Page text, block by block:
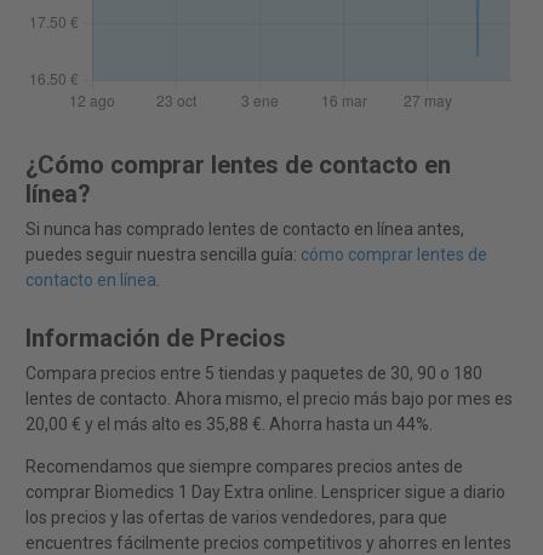
¿Cómo comprar lentes de contacto en
línea?
Si nunca has comprado lentes de contacto en línea antes,
puedes seguir nuestra sencilla guía: cómo comprar lentes de
contacto en línea.
Información de Precios
Compara precios entre 5 tiendas y paquetes de 30, 90 o 180
lentes de contacto. Ahora mismo, el precio más bajo por mes es
20,00 € y el más alto es 35,88 €. Ahorra hasta un 44%.
Recomendamos que siempre compares precios antes de
comprar Biomedics 1 Day Extra online. Lenspricer sigue a diario
los precios y las ofertas de varios vendedores, para que
encuentres fácilmente precios competitivos y ahorres en lentes